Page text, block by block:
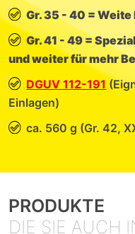
Gr. 35 - 40 = Weite
Gr. 41 - 49 =
und weiter für mehr
DGUV 112-191
Einlagen)
ca. 560 g (Gr. 42,
PRODUKTE
DIE SIE AUCH